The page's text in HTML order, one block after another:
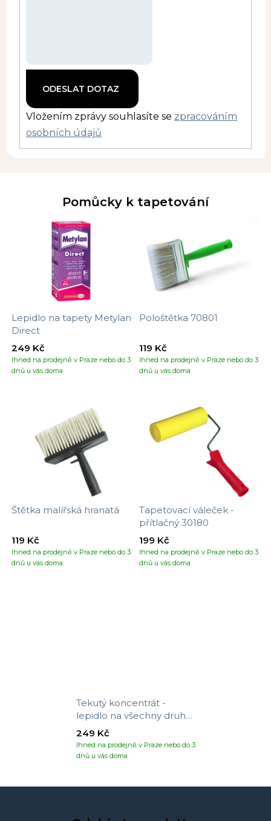
Vložením zprávy souhlasíte se zpracováním
osobních údajů
Pomůcky k tapetování
Lepidlo na tapety Metylan
Direct
Ihned na prodejně v Praze nebo do 3
dnů u vás doma
249 Kč
Pološtětka 70801
Ihned na prodejně v Praze nebo do 3
dnů u vás doma
119 Kč
Štětka malířská hranatá
Ihned na prodejně v Praze nebo do 3
dnů u vás doma
119 Kč
Tapetovací váleček -
přítlačný 30180
Ihned na prodejně v Praze nebo do 3
dnů u vás doma
199 Kč
Tekutý koncentrát -
lepidlo na všechny druhy
tapet
Ihned na prodejně v Praze nebo do 3
dnů u vás doma
249 Kč